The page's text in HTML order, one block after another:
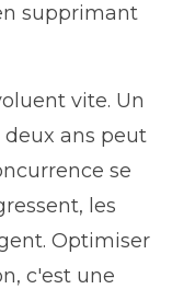
supprimant
vite. Un
ans peut
se
les
Optimiser
c'est une